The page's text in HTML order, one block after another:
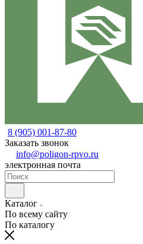
8 (905) 001-87-80
Заказать звонок
info@poligon-rpvo.ru
электронная почта
Каталог
По всему сайту
По каталогу